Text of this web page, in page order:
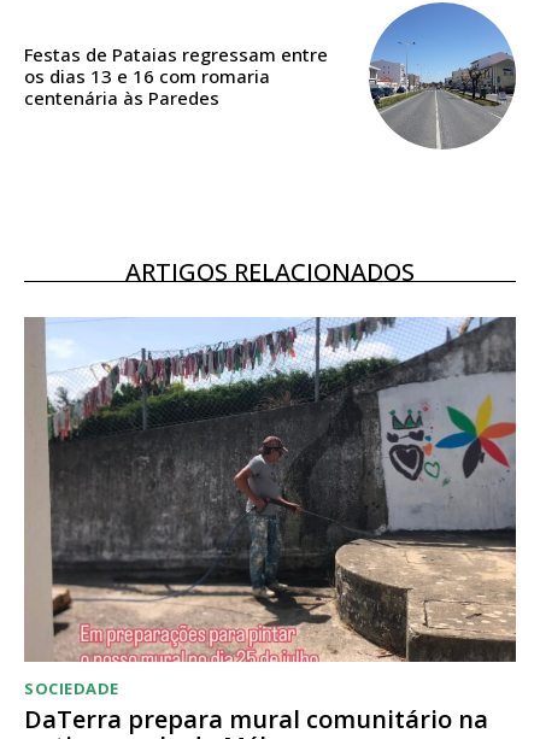
Acesso ao conteúdo online
Acesso aos conteúdos Exclusivos para
Festas de Pataias regressam entre
os dias 13 e 16 com romaria
centenária às Paredes
ARTIGOS RELACIONADOS
SOCIEDADE
DaTerra prepara mural comunitário na